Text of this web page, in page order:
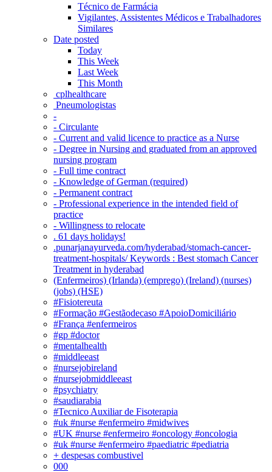
Técnico de Farmácia
Vigilantes, Assistentes Médicos e Trabalhadores
Similares
Date posted
Today
This Week
Last Week
This Month
‎ cplhealthcare‬
Pneumologistas
-
- Circulante
- Current and valid licence to practice as a Nurse
- Degree in Nursing and graduated from an approved
nursing program
- Full time contract
- Knowledge of German (required)
- Permanent contract
- Professional experience in the intended field of
practice
- Willingness to relocate
. 61 days holidays!
.punarjanayurveda.com/hyderabad/stomach-cancer-
treatment-hospitals/ Keywords : Best stomach Cancer
Treatment in hyderabad
(Enfermeiros) (Irlanda) (emprego) (Ireland) (nurses)
(jobs) (HSE)
#Fisiotereuta
#Formação #Gestãodecaso #ApoioDomiciliário
#França #enfermeiros
#gp #doctor
#mentalhealth
#middleeast
#nursejobireland
#nursejobmiddleeast
#psychiatry
#saudiarabia
#Tecnico Auxiliar de Fisoterapia
#uk #nurse #enfermeiro #midwives
#UK #nurse #enfermeiro #oncology #oncologia
#uk #nurse #enfermeiro #paediatric #pediatria
+ despesas combustivel
000